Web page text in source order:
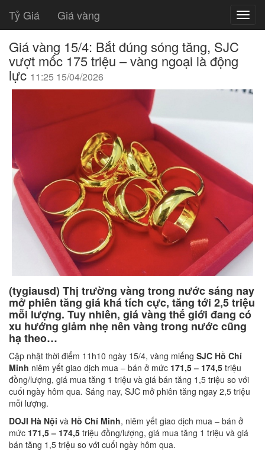
Tỷ Giá Giá vàng
Giá vàng 15/4: Bắt đúng sóng tăng, SJC
vượt mốc 175 triệu – vàng ngoại là động
lực11:25 15/04/2026
(tygiausd) Thị trường vàng trong nước sáng nay
mở phiên tăng giá khá tích cực, tăng tới 2,5 triệu
mỗi lượng. Tuy nhiên, giá vàng thế giới đang có
xu hướng giảm nhẹ nên vàng trong nước cũng
hạ theo…
Cập nhật thời điểm 11h10 ngày 15/4, vàng miếng SJC Hồ Chí
Minh niêm yết giao dịch mua – bán ở mức 171,5 – 174,5 triệu
đồng/lượng, giá mua tăng 1 triệu và giá bán tăng 1,5 triệu so với
cuối ngày hôm qua. Sáng nay, SJC mở phiên tăng ngay 2,5 triệu
mỗi lượng.
DOJI Hà Nội và Hồ Chí Minh, niêm yết giao dịch mua – bán ở
mức 171,5 – 174,5 triệu đồng/lượng, giá mua tăng 1 triệu và giá
bán tăng 1,5 triệu so với cuối ngày hôm qua.